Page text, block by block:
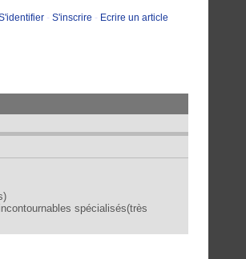
- S'inscrire - Ecrire un article
spécialisés(très